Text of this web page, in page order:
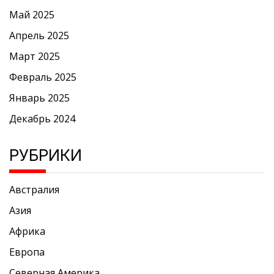
Май 2025
Апрель 2025
Март 2025
Февраль 2025
Январь 2025
Декабрь 2024
РУБРИКИ
Австралия
Азия
Африка
Европа